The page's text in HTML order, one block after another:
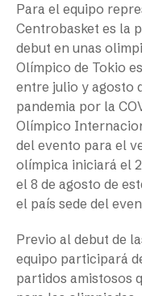
Para el equipo
Centrobasket es la
debut en unas
Olímpico de Tokio
entre julio y agosto
pandemia por la
Olímpico
del evento para el
olímpica iniciará el
el 8 de agosto de
el país sede del
Previo al debut de
equipo participará
partidos amistosos